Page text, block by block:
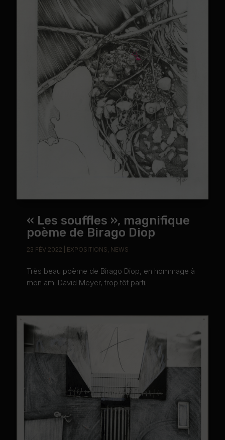
« Les souffles », magnifique
poème de Birago Diop
23 FÉV 2022 EXPOSITIONS NEWS
Très beau poème de Birago Diop, en hommage à
mon ami David Meyer, trop tôt parti.